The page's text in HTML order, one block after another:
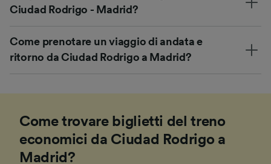
Ciudad Rodrigo - Madrid?
Come prenotare un viaggio di andata e
ritorno da Ciudad Rodrigo a Madrid?
Come trovare biglietti del treno
economici da Ciudad Rodrigo a
Madrid?